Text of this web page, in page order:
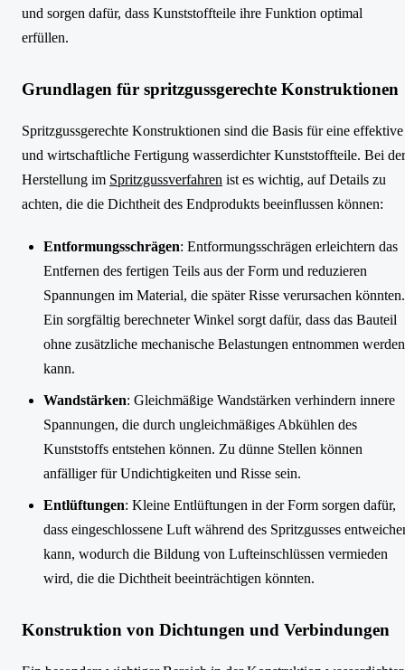
und sorgen dafür, dass Kunststoffteile ihre Funktion optimal
erfüllen.
Grundlagen für spritzgussgerechte Konstruktionen
Spritzgussgerechte Konstruktionen sind die Basis für eine effektive
und wirtschaftliche Fertigung wasserdichter Kunststoffteile. Bei der
Herstellung im Spritzgussverfahren ist es wichtig, auf Details zu
achten, die die Dichtheit des Endprodukts beeinflussen können:
Entformungsschrägen: Entformungsschrägen erleichtern das
Entfernen des fertigen Teils aus der Form und reduzieren
Spannungen im Material, die später Risse verursachen könnten.
Ein sorgfältig berechneter Winkel sorgt dafür, dass das Bauteil
ohne zusätzliche mechanische Belastungen entnommen werden
kann.
Wandstärken: Gleichmäßige Wandstärken verhindern innere
Spannungen, die durch ungleichmäßiges Abkühlen des
Kunststoffs entstehen können. Zu dünne Stellen können
anfälliger für Undichtigkeiten und Risse sein.
Entlüftungen: Kleine Entlüftungen in der Form sorgen dafür,
dass eingeschlossene Luft während des Spritzgusses
kann, wodurch die Bildung von Lufteinschlüssen vermieden
wird, die die Dichtheit beeinträchtigen könnten.
Konstruktion von Dichtungen und Verbindungen